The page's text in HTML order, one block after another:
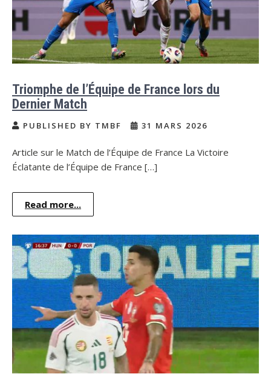
Triomphe de l’Équipe de France lors du
Dernier Match
PUBLISHED BY TMBF 31 MARS 2026
Article sur le Match de l’Équipe de France La Victoire
Éclatante de l’Équipe de France […]
Read more...